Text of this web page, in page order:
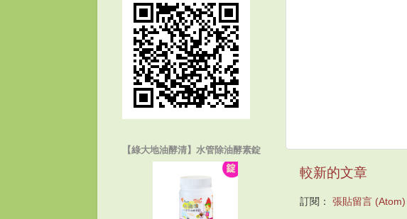
較新的文章
訂閱： 張貼留言 (Atom)
【綠大地油酵清】水管除油酵素錠